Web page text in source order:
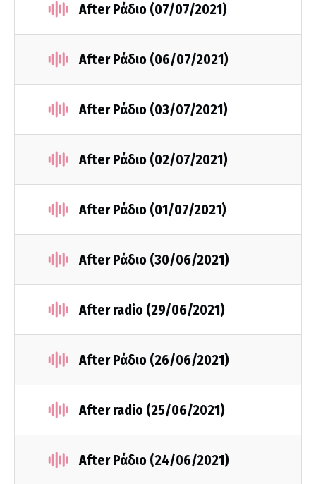
After Ράδιο (07/07/2021)
After Ράδιο (06/07/2021)
After Ράδιο (03/07/2021)
After Ράδιο (02/07/2021)
After Ράδιο (01/07/2021)
After Ράδιο (30/06/2021)
After radio (29/06/2021)
After Ράδιο (26/06/2021)
After radio (25/06/2021)
After Ράδιο (24/06/2021)